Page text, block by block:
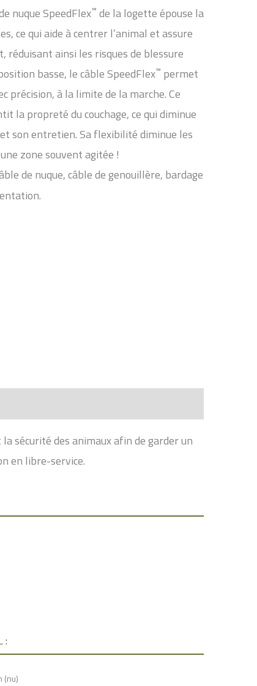
nuque SpeedFlex™ de la logette épouse la
ce qui aide à centrer l’animal et assure
ainsi les risques de blessure
basse, le câble SpeedFlex™ permet
précision, à la limite de la marche. Ce
la propreté du couchage, ce qui diminue
son entretien. Sa flexibilité diminue les
zone souvent agitée !
de nuque, câble de genouillère, bardage
sécurité des animaux afin de garder un
en libre-service.
:
(nu)